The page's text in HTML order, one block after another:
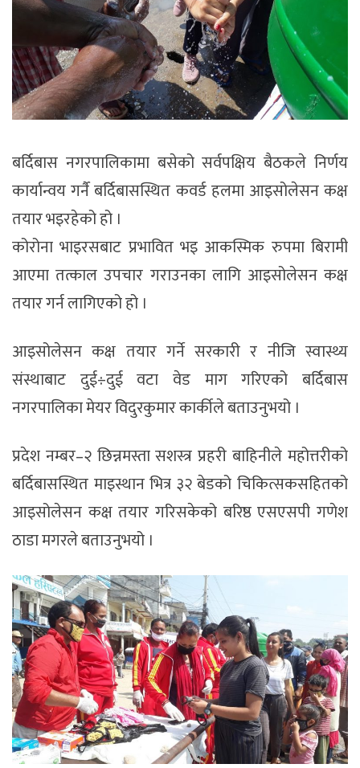
बर्दिबास नगरपालिकामा बसेको सर्वपक्षिय बैठकले निर्णय
कार्यान्वय गर्नै बर्दिबासस्थित कवर्ड हलमा आइसोलेसन कक्ष
तयार भइरहेको हो ।
कोरोना भाइरसबाट प्रभावित भइ आकस्मिक रुपमा बिरामी
आएमा तत्काल उपचार गराउनका लागि आइसोलेसन कक्ष
तयार गर्न लागिएको हो ।
आइसोलेसन कक्ष तयार गर्ने सरकारी र नीजि स्वास्थ्य
संस्थाबाट दुई÷दुई वटा वेड माग गरिएको बर्दिबास
नगरपालिका मेयर विदुरकुमार कार्कीले बताउनुभयो ।
प्रदेश नम्बर–२ छिन्नमस्ता सशस्त्र प्रहरी बाहिनीले महोत्तरीको
बर्दिबासस्थित माइस्थान भित्र ३२ बेडको चिकित्सकसहितको
आइसोलेसन कक्ष तयार गरिसकेको बरिष्ठ एसएसपी गणेश
ठाडा मगरले बताउनुभयो ।